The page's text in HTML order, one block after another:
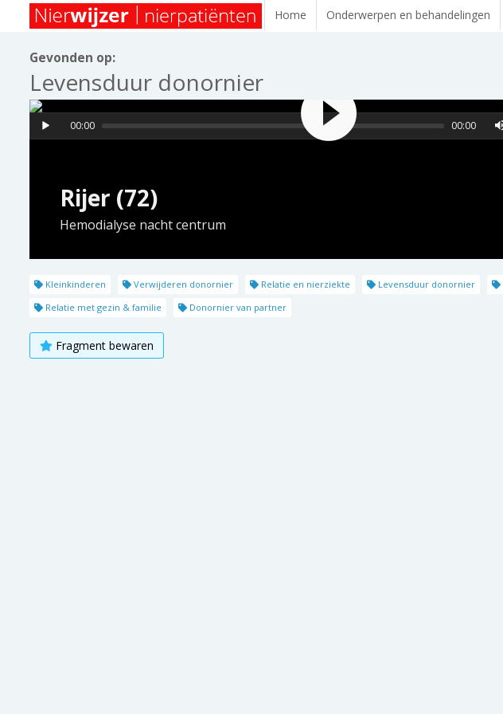
Home Onderwerpen en behandelingen
Gevonden op:
Levensduur donornier
Rijer (72)
Hemodialyse nacht centrum
00:00 00:00
Kleinkinderen Verwijderen donornier Relatie en nierziekte Levensduur donornier
Relatie met gezin & familie
Donornier van partner
Fragment bewaren